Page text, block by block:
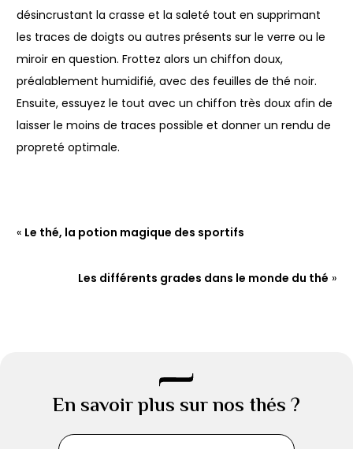
désincrustant la crasse et la saleté tout en supprimant
les traces de doigts ou autres présents sur le verre ou le
miroir en question. Frottez alors un chiffon doux,
préalablement humidifié, avec des feuilles de thé noir.
Ensuite, essuyez le tout avec un chiffon très doux afin de
laisser le moins de traces possible et donner un rendu de
propreté optimale.
« Le thé, la potion magique des sportifs
Les différents grades dans le monde du thé »
En savoir plus sur nos thés ?